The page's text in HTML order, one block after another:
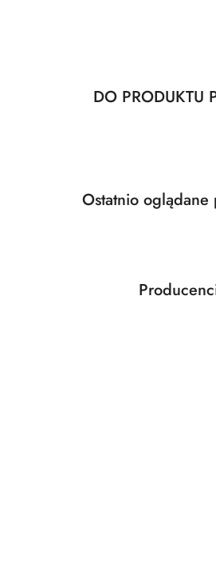
Pomiń karuzelę produktów
Produkty
DO PRODUKTU
Pomiń karuzelę produktów
Produkty
Ostatnio oglądane
Pomiń karuzelę producentów